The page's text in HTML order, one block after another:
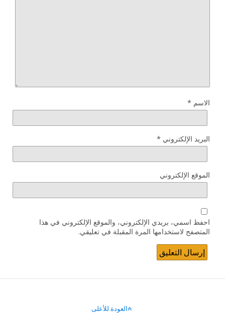
الاسم *
البريد الإلكتروني *
الموقع الإلكتروني
احفظ اسمي، بريدي الإلكتروني، والموقع الإلكتروني في هذا
المتصفح لاستخدامها المرة المقبلة في تعليقي.
العودة للأعلى